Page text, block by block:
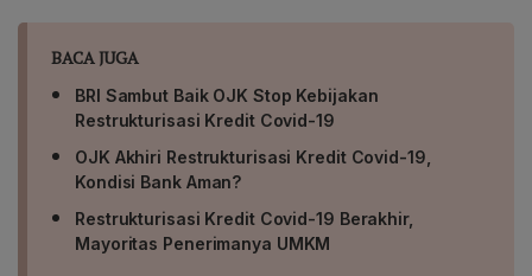
BACA JUGA
BRI Sambut Baik OJK Stop Kebijakan
Restrukturisasi Kredit Covid-19
OJK Akhiri Restrukturisasi Kredit Covid-19,
Kondisi Bank Aman?
Restrukturisasi Kredit Covid-19 Berakhir,
Mayoritas Penerimanya UMKM